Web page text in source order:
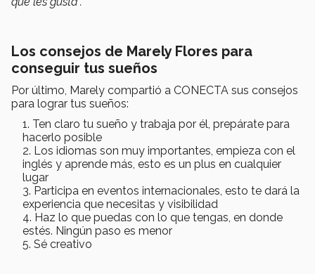
Los consejos de Marely Flores para
conseguir tus sueños
Por último, Marely compartió a CONECTA sus consejos
para lograr tus sueños:
Ten claro tu sueño y trabaja por él, prepárate para
hacerlo posible
Los idiomas son muy importantes, empieza con el
inglés y aprende más, esto es un plus en cualquier
lugar
Participa en eventos internacionales, esto te dará la
experiencia que necesitas y visibilidad
Haz lo que puedas con lo que tengas, en donde
estés. Ningún paso es menor
Sé creativo